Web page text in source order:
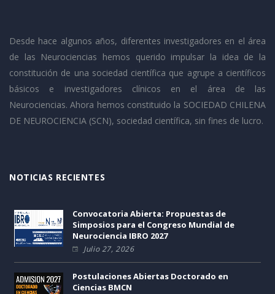
Desde hace algunos años, diferentes investigadores en el área
de las Neurociencias hemos querido impulsar la idea de la
constitución de una sociedad científica que agrupe a científicos
básicos e investigadores clínicos en el área de las
Neurociencias. Ahora hemos constituido la SOCIEDAD CHILENA
DE NEUROCIENCIA (SCN), sociedad científica, sin fines de lucro.
NOTICIAS RECIENTES
Convocatoria Abierta: Propuestas de
Simposios para el Congreso Mundial de
Neurociencia IBRO 2027
Julio 27, 2026
Postulaciones Abiertas Doctorado en
Ciencias BMCN